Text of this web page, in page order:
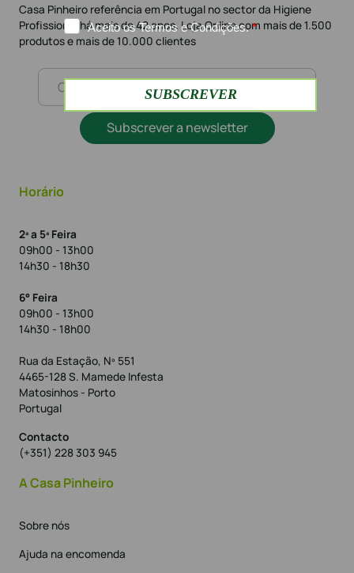
Casa Pinheiro referência em Portugal no sector da Higiene
Profissional há mais de 42 anos. Loja Online com mais de 1.500
produtos e mais de 10.000 clientes
Subscrever a newsletter
Horário
2ª a 5ª Feira
09h00 - 13h00
14h30 - 18h30
6° Feira
09h00 - 13h00
14h30 - 18h00
Rua da Estação, Nº 551
4465-128 S. Mamede Infesta
Matosinhos - Porto
Portugal
Contacto
(+351) 228 303 945
A Casa Pinheiro
Sobre nós
Ajuda na encomenda